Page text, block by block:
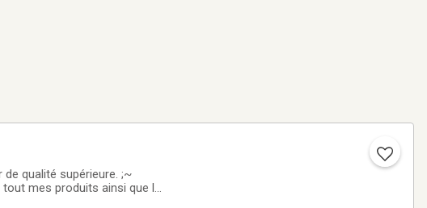
qualité supérieure. ;~
mes produits ainsi que le